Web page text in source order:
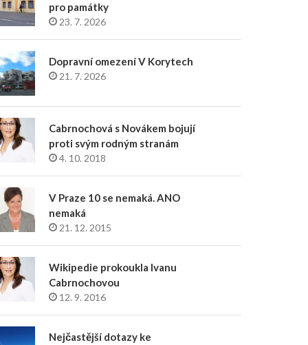
pro památky
23. 7. 2026
Dopravní omezení V Korytech
21. 7. 2026
Cabrnochová s Novákem bojují
proti svým rodným stranám
4. 10. 2018
V Praze 10 se nemaká. ANO
nemaká
21. 12. 2015
Wikipedie prokoukla Ivanu
Cabrnochovou
12. 9. 2016
Nejčastější dotazy ke